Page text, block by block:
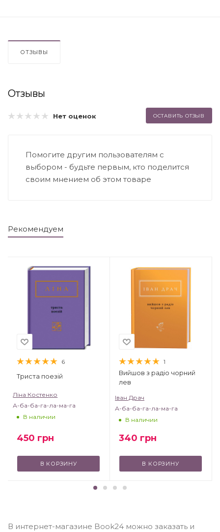
ОТЗЫВЫ
Отзывы
Нет оценок ОСТАВИТЬ ОТЗЫВ
Помогите другим пользователям с
выбором - будьте первым, кто поделится
своим мнением об этом товаре
Рекомендуем
6
Триста поезій
Ліна Костенко
А-ба-ба-га-ла-ма-га
В наличии
450 грн
В КОРЗИНУ
1
Вийшов з радіо чорний
лев
Іван Драч
А-ба-ба-га-ла-ма-га
В наличии
340 грн
В КОРЗИНУ
В интернет-магазине Book24 можно заказать и